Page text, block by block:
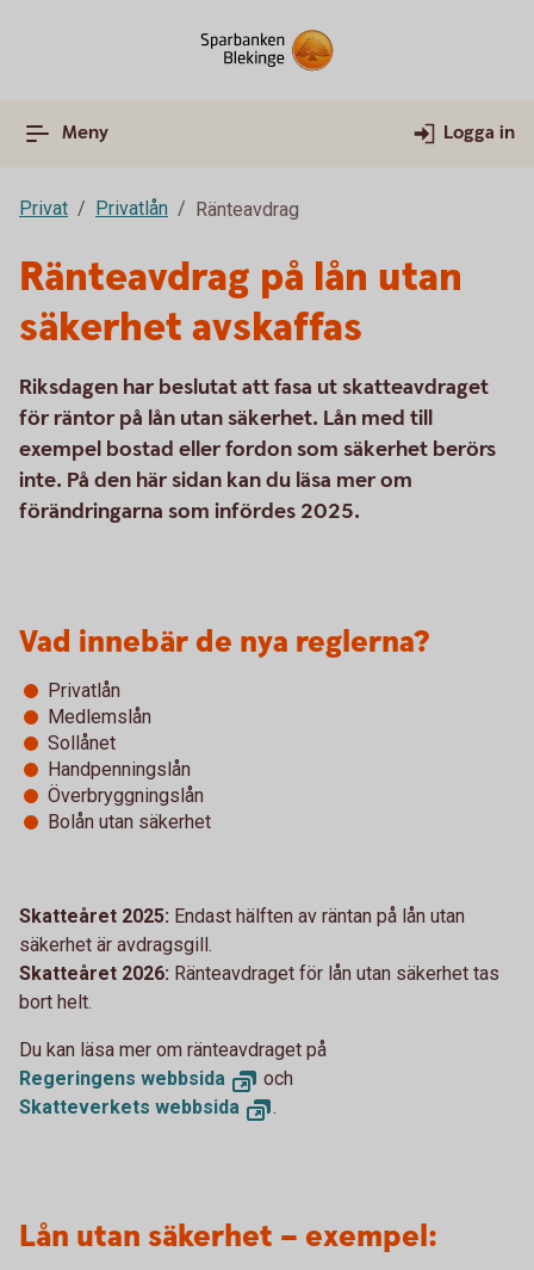
Meny Logga in
Privat Privatlån Ränteavdrag
Ränteavdrag på lån utan
säkerhet avskaffas
Riksdagen har beslutat att fasa ut skatteavdraget
för räntor på lån utan säkerhet. Lån med till
exempel bostad eller fordon som säkerhet berörs
inte. På den här sidan kan du läsa mer om
förändringarna som infördes 2025.
Vad innebär de nya reglerna?
Privatlån
Medlemslån
Sollånet
Handpenningslån
Överbryggningslån
Bolån utan säkerhet
Skatteåret 2025: Endast hälften av räntan på lån utan
säkerhet är avdragsgill.
Skatteåret 2026: Ränteavdraget för lån utan säkerhet tas
bort helt.
Du kan läsa mer om ränteavdraget på
Regeringens webbsida
och
Skatteverkets webbsida
.
Lån utan säkerhet – exempel: